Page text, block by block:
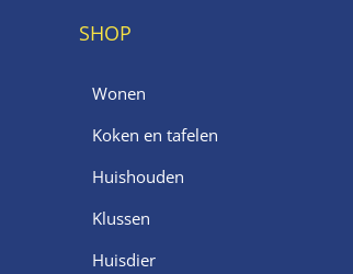
SHOP
Wonen
Koken en tafelen
Huishouden
Klussen
Huisdier